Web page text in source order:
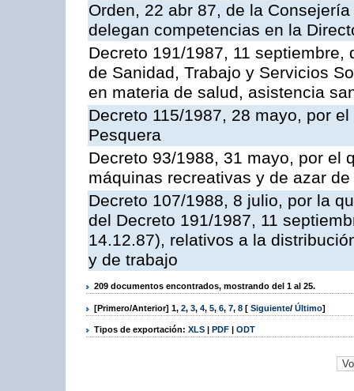
Orden, 22 abr 87, de la
delegan competencias en la
Decreto 191/1987, 11
de Sanidad, Trabajo y Servicios
en materia de salud, asistencia
Decreto 115/1987, 28 mayo, por
Pesquera
Decreto 93/1988, 31 mayo, por el
máquinas recreativas y de azar
Decreto 107/1988, 8 julio, por la
del Decreto 191/1987, 11
14.12.87), relativos a la
y de trabajo
209 documentos encontrados, mostrando del 1 al 25.
[Primero/Anterior] 1, 2, 3, 4, 5, 6, 7, 8 [ Siguiente/ Último]
Tipos de exportación: XLS | PDF | ODT